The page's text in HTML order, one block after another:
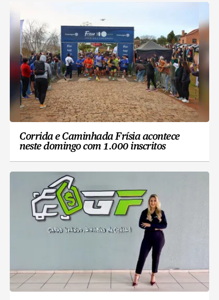
Corrida e Caminhada Frísia acontece
neste domingo com 1.000 inscritos